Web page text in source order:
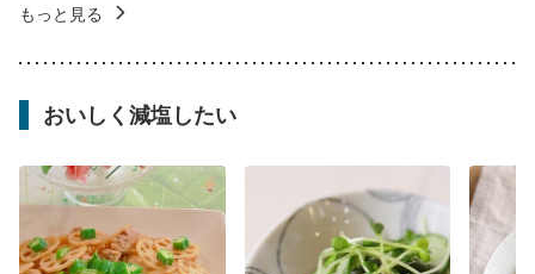
もっと見る
おいしく減塩したい